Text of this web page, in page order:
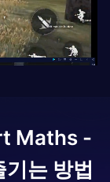
Maths -
는 방법